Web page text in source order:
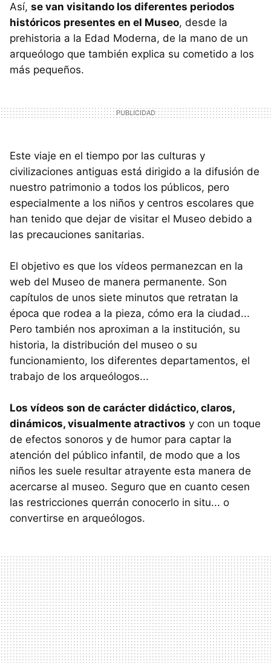
Así, se van visitando los diferentes periodos
históricos presentes en el Museo, desde la
prehistoria a la Edad Moderna, de la mano de un
arqueólogo que también explica su cometido a los
más pequeños.
Este viaje en el tiempo por las culturas y
civilizaciones antiguas está dirigido a la difusión de
nuestro patrimonio a todos los públicos, pero
especialmente a los niños y centros escolares que
han tenido que dejar de visitar el Museo debido a
las precauciones sanitarias.
El objetivo es que los vídeos permanezcan en la
web del Museo de manera permanente. Son
capítulos de unos siete minutos que retratan la
época que rodea a la pieza, cómo era la ciudad...
Pero también nos aproximan a la institución, su
historia, la distribución del museo o su
funcionamiento, los diferentes departamentos, el
trabajo de los arqueólogos...
Los vídeos son de carácter didáctico, claros,
dinámicos, visualmente atractivos y con un toque
de efectos sonoros y de humor para captar la
atención del público infantil, de modo que a los
niños les suele resultar atrayente esta manera de
acercarse al museo. Seguro que en cuanto cesen
las restricciones querrán conocerlo in situ... o
convertirse en arqueólogos.